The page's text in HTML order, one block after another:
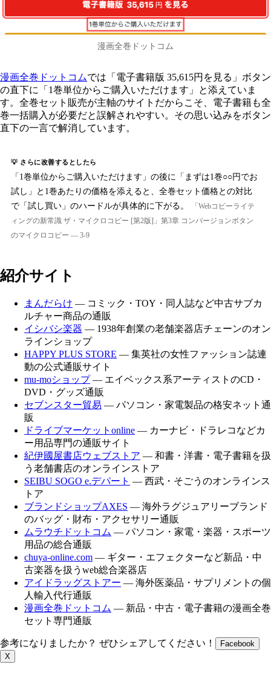
漫画全巻ドットコム
漫画全巻ドットコムでは「電子書籍版 35,615円を見る」ボタン
の直下に「1巻単位からご購入いただけます」と添えていま
す。全巻セット販売が主軸のサイトだからこそ、電子書籍も全
巻一括購入が必要だと誤解されやすい。その思い込みをボタン
直下の一言で解消しています。
💡 さらに改善するとしたら
「1巻単位からご購入いただけます」の後に「まずは1巻○○円でお
試し」と1巻あたりの価格を添えると、全巻セット価格との対比
で「試し買い」のハードルが具体的に下がる。
「Webコピーライテ
ィングの新常識 ザ・マイクロコピー [第2版]」第3章 コンバージョンボタン
のマイクロコピー — 3-9
紹介サイト
まんだらけ — コミック・TOY・同人誌など中古サブカ
ルチャー商品の通販
イシバシ楽器 — 1938年創業の老舗楽器店チェーンのオン
ラインショップ
HAPPY PLUS STORE — 集英社の女性ファッション誌連
動の公式通販サイト
mu-moショップ— エイベックス系アーティストのCD・
DVD・グッズ通販
セブンスター貿易 — パソコン・家電製品の格安ネット通
販
ドライブマーケットonline — カーナビ・ドラレコなどカ
ー用品専門の通販サイト
紀伊國屋書店ウェブストア — 和書・洋書・電子書籍を扱
う老舗書店のオンラインストア
SEIBU SOGO e.デパート — 西武・そごうのオンラインス
トア
ブランドショップAXES — 海外ラグジュアリーブランド
のバッグ・財布・アクセサリー通販
ムラウチドットコム — パソコン・家電・楽器・スポーツ
用品の総合通販
chuya-online.com — ギター・エフェクターなど新品・中
古楽器を扱うweb総合楽器店
アイドラッグストアー — 海外医薬品・サプリメントの個
人輸入代行通販
漫画全巻ドットコム — 新品・中古・電子書籍の漫画全巻
セット専門通販
参考になりましたか？ ぜひシェアしてください！
Facebook
X